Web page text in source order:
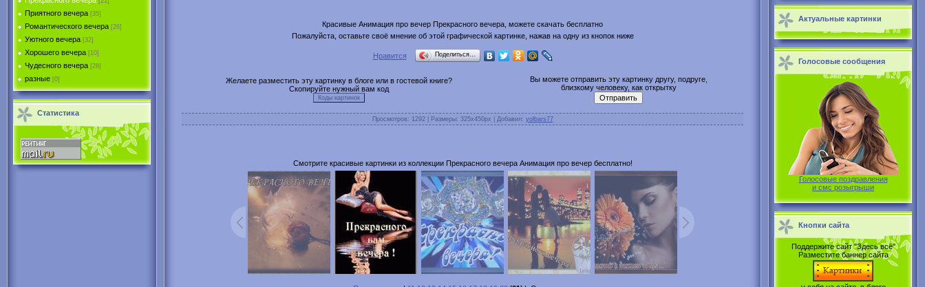
Приятного вечера [35]
Романтического вечера [26]
Уютного вечера [32]
Хорошего вечера [10]
Чудесного вечера [28]
разные [0]
Статистика
Красивые Анимация про вечер Прекрасного вечера, можете скачать бесплатно
Пожалуйста, оставьте своё мнение об этой графической картинке, нажав на одну из кнопок ниже
Нравится Поделиться…
Желаете разместить эту картинку в блоге или в гостевой книге?
Скопируйте нужный вам код
Вы можете отправить эту картинку другу, подруге,
близкому человеку, как открытку
Просмотров: 1292 | Размеры: 325x450px | Добавил: yolbars77
Смотрите красивые картинки из коллекции Прекрасного вечера Анимация про вечер бесплатно!
Актуальные картинки
Голосовые сообщения
Голосовые поздравления
и смс розыгрыши
Кнопки сайта
Поддержите сайт "Здесь всё"
Разместите баннер сайта